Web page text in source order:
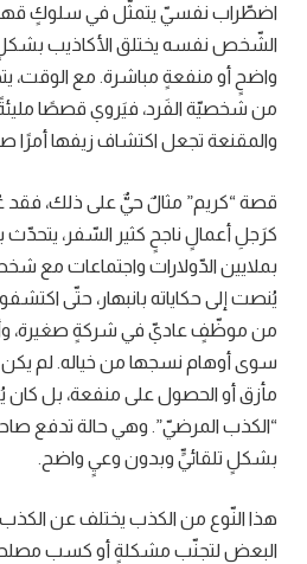
اضطّراب نفسيّ يتمثّل في سلوكٍ
الشّخص نفسه يختلق الأكاذيب
واضحٍ أو منفعةٍ مباشرة. مع الوقت،
من شخصيّة الفَرد، فيَروي قصصًا مليئةً
والمقنعة تجعل اكتشاف زيفها أمرًا
قصة “كريم” مثالٌ حيٌّ على ذلك، فقد
كرَجلِ أعمالٍ ناجحٍ كثير السّفر،
بملايين الدّولارات واجتماعات مع
يُنصت إلى حكاياته بانبهار، حتّى
من موظّفٍ عاديّ في شركةٍ صغيرة،
سوى أوهام نسجها من خياله. لم
مأزق أو الحصول على منفعة، بل كان
“الكذب المرضيّ”. وهي حالة تدفع
بشكلٍ تلقائيٍّ وبدون وعيٍ واضح.
هذا النّوع من الكذب يختلف عن الكذب
البعض لتجنّب مشكلةٍ أو كسب